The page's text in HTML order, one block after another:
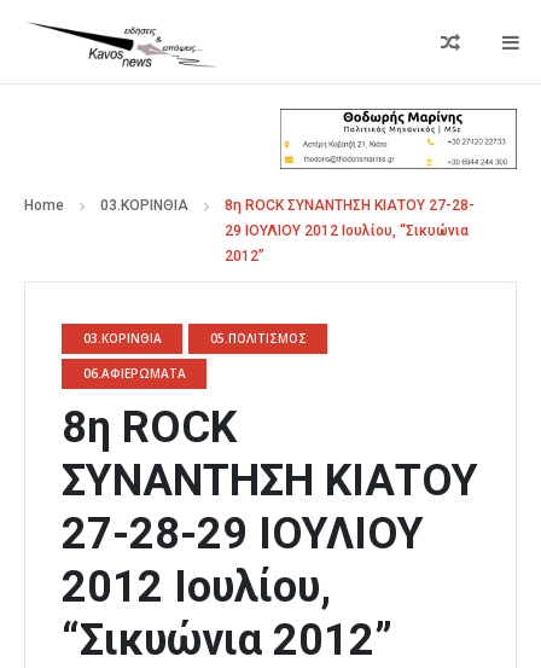
Home 03.ΚΟΡΙΝΘΙΑ
8η ROCK ΣΥΝΑΝΤΗΣΗ ΚΙΑΤΟΥ 27-28-
29 ΙΟΥΛΙΟΥ 2012 Ιουλίου, “Σικυώνια
2012”
03.ΚΟΡΙΝΘΙΑ 05.ΠΟΛΙΤΙΣΜΟΣ
06.ΑΦΙΕΡΩΜΑΤΑ
8η ROCK
ΣΥΝΑΝΤΗΣΗ ΚΙΑΤΟΥ
27-28-29 ΙΟΥΛΙΟΥ
2012 Ιουλίου,
“Σικυώνια 2012”